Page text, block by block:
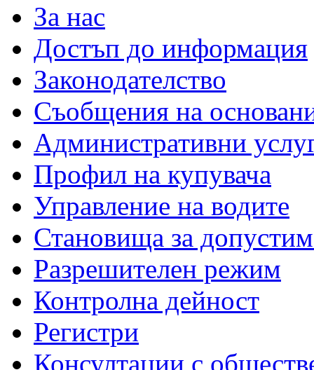
За нас
Достъп до информация
Законодателство
Съобщения на
Административни
Профил на купувача
Управление на водите
Становища за
Разрешителен режим
Контролна дейност
Регистри
Консултации с